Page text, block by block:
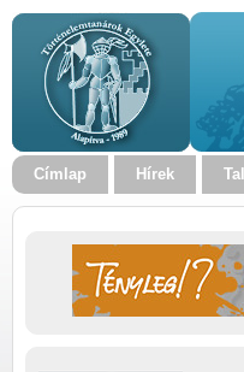
Címlap Hírek